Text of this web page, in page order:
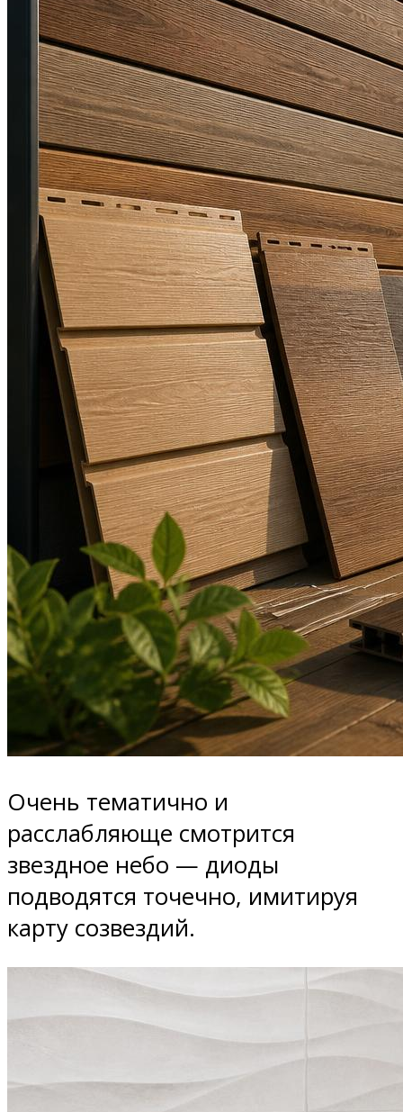
Очень тематично и
расслабляюще смотрится
звездное небо — диоды
подводятся точечно, имитируя
карту созвездий.